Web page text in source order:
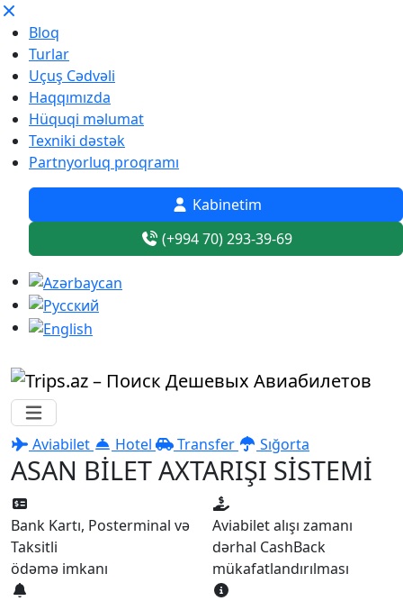
Bloq
Turlar
Uçuş Cədvəli
Haqqımızda
Hüquqi məlumat
Texniki dəstək
Partnyorluq proqramı
Kabinetim
(+994 70) 293-39-69
Aviabilet Hotel Transfer Sığorta
ASAN BİLET AXTARIŞI SİSTEMİ
Bank Kartı, Posterminal və
Taksitli
ödəmə imkanı
Aviabilet alışı zamanı
dərhal CashBack
mükafatlandırılması